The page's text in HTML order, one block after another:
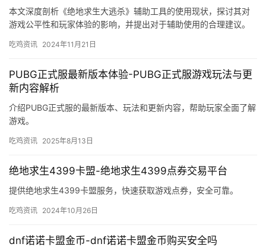
本文深度剖析《绝地求生大逃杀》辅助工具的使用现状，探讨其对
游戏公平性和玩家体验的影响，并提出对于辅助使用的合理建议。
吃鸡资讯 2024年11月21日
PUBG正式服最新版本体验-PUBG正式服游戏玩法与更
新内容解析
介绍PUBG正式服的最新版本、玩法和更新内容，帮助玩家全面了解
游戏。
吃鸡资讯 2025年8月13日
绝地求生4399卡盟-绝地求生4399点券交易平台
提供绝地求生4399卡盟服务，快速获取游戏点券，安全可靠。
吃鸡资讯 2024年10月26日
dnf诺诺卡盟金币-dnf诺诺卡盟金币购买安全吗